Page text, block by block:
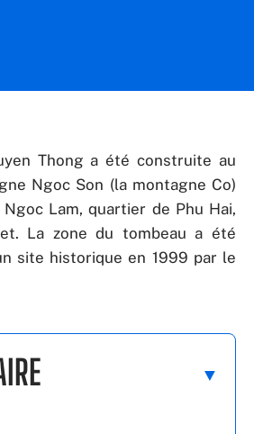
Thong a été construite au
Ngoc Son (la montagne Co)
Lam, quartier de Phu Hai,
La zone du tombeau a été
site historique en 1999 par le